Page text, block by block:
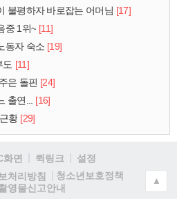
불평하자 바로잡는 어머님 [17]
중 1위~ [11]
동자 숙소 [19]
도 [11]
은 돌핀 [24]
출연...
[16]
황 [29]
화면 퀵링크
설정
처리방침
청소년보호정책
영물신고안내
▲